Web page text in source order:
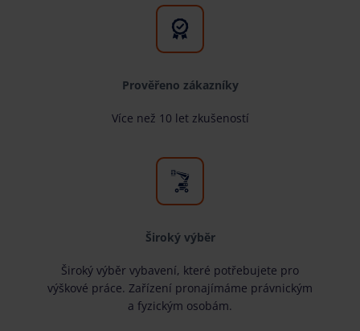
Prověřeno zákazníky
Více než 10 let zkušeností
Široký výběr
Široký výběr vybavení, které potřebujete pro
výškové práce. Zařízení pronajímáme právnickým
a fyzickým osobám.